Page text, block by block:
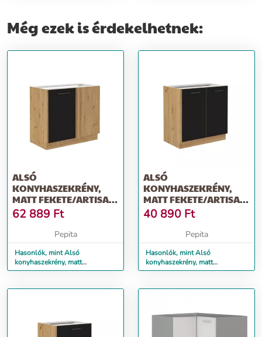
Még ezek is érdekelhetnek:
ALSÓ
KONYHASZEKRÉNY,
MATT FEKETE/ARTISAN
TÖLGY, MONRO 105 ND
1FFBB
62 889 Ft
Pepita
Hasonlók, mint Alsó
konyhaszekrény, matt
fekete/artisan tölgy, MONRO
ALSÓ
KONYHASZEKRÉNY,
MATT FEKETE/ARTISAN
TÖLGY, MONRO 80 D 2F
BB
40 890 Ft
Pepita
Hasonlók, mint Alsó
konyhaszekrény, matt
fekete/artisan tölgy, MONRO 80